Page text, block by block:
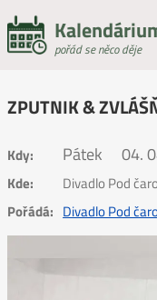
pořád se něco děje
ZPUTNIK &
Kdy: Pátek 04.
Kde: Divadlo Pod
Pořádá: Divadlo Pod